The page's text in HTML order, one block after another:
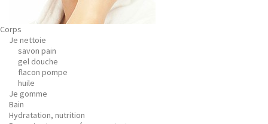
Corps
Je nettoie
savon pain
gel douche
flacon pompe
huile
Je gomme
Bain
Hydratation, nutrition